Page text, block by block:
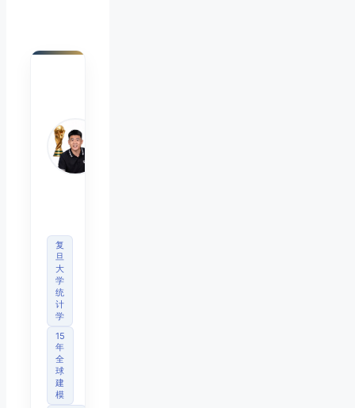
复
旦
大
学
统
计
学
15
年
全
球
建
模